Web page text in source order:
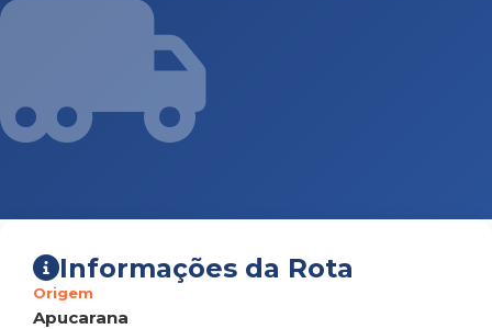
Informações da Rota
Origem
Apucarana